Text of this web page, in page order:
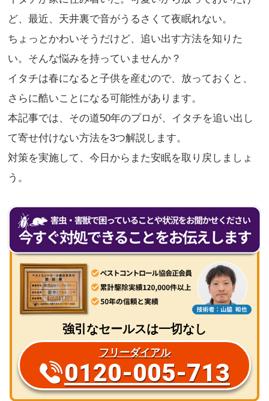
ど、最近、天井裏で音がうるさくて夜眠れない。
ちょっとかわいそうだけど、追い出す方法を知りた
い。そんな悩みを持っていませんか？
イタチは春になると子供を産むので、放っておくと、
さらに酷いことになる可能性があります。
本記事では、その道50年のプロが、イタチを追い出し
て寄せ付けない方法を3つ解説します。
対策を実施して、今日からまた安眠を取り戻しましょ
う。
強引なセールスは一切なし
フリーダイアル
0120-005-713